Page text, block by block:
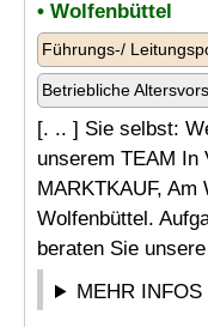
• Wolfenbüttel
Führungs-/
Betriebliche
[. .. ] Sie selbst:
unserem TEAM In
MARKTKAUF,
Wolfenbüttel.
beraten Sie
MEHR